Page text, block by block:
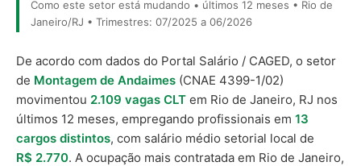
Como este setor está mudando • últimos 12 meses • Rio de
Janeiro/RJ • Trimestres: 07/2025 a 06/2026
De acordo com dados do Portal Salário / CAGED, o setor
de Montagem de Andaimes (CNAE 4399-1/02)
movimentou 2.109 vagas CLT em Rio de Janeiro, RJ nos
últimos 12 meses, empregando profissionais em 13
cargos distintos, com salário médio setorial local de
R$ 2.770. A ocupação mais contratada em Rio de Janeiro,